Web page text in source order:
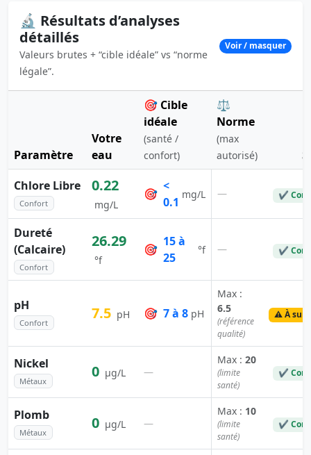
🔬 Résultats d’analyses
détaillés
Valeurs brutes + “cible idéale” vs “norme
légale”.
Voir / masquer
Paramètre
Votre
eau
🎯 Cible
idéale
(santé /
confort)
⚖️
Norme
(max
autorisé)
Chlore Libre
Confort
0.22
mg/L
🎯
<
0.1
mg/L — ✔
Dureté
(Calcaire)
Confort
26.29
°f
🎯
15 à
25
°f — ✔
pH
Confort
7.5 pH 🎯 7 à 8 pH
Max :
6.5
(référence
qualité)
⚠️ À
Nickel
Métaux
0 µg/L —
Max : 20
(limite
santé)
✔
Plomb
Métaux
0 µg/L —
Max : 10
(limite
santé)
✔